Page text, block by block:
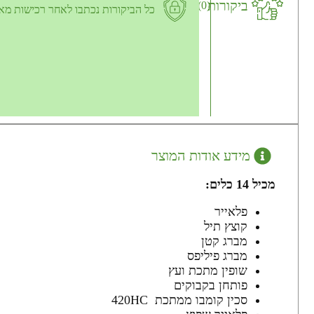
ביקורות(0) כל הביקורות נכתבו לאחר רכישות
מידע אודות המוצר
מכיל 14 כלים:
פלאייר
קוצץ תיל
מברג קטן
מברג פיליפס
שופין מתכת ועץ
פותחן בקבוקים
סכין קומבו ממתכת 420HC